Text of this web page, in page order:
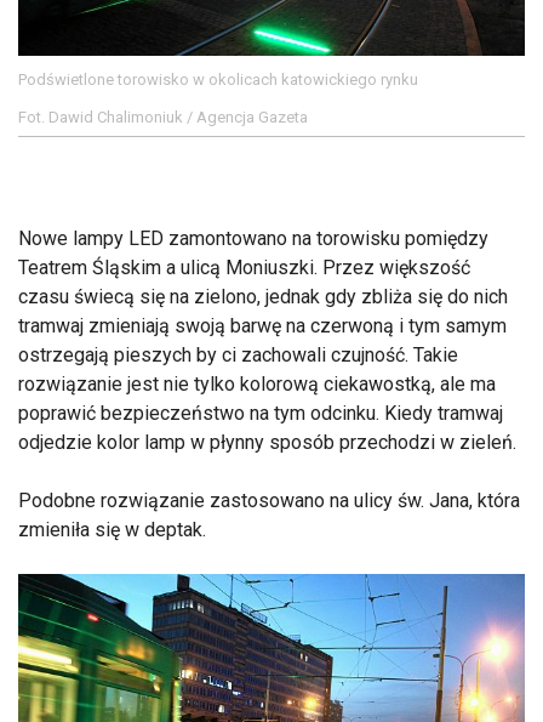
Podświetlone torowisko w okolicach katowickiego rynku
Fot. Dawid Chalimoniuk / Agencja Gazeta
Nowe lampy LED zamontowano na torowisku pomiędzy
Teatrem Śląskim a ulicą Moniuszki. Przez większość
czasu świecą się na zielono, jednak gdy zbliża się do nich
tramwaj zmieniają swoją barwę na czerwoną i tym samym
ostrzegają pieszych by ci zachowali czujność. Takie
rozwiązanie jest nie tylko kolorową ciekawostką, ale ma
poprawić bezpieczeństwo na tym odcinku. Kiedy tramwaj
odjedzie kolor lamp w płynny sposób przechodzi w zieleń.
Podobne rozwiązanie zastosowano na ulicy św. Jana, która
zmieniła się w deptak.